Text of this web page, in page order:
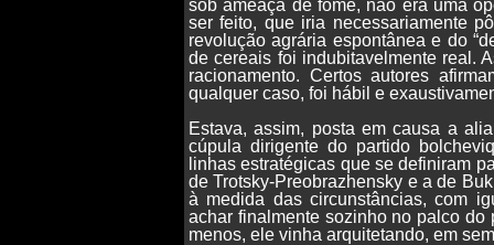
sob ameaça de fome, não era uma
ser feito, que iria necessariamente
revolução agrária espontânea e do
de cereais foi indubitavelmente real.
racionamento. Certos autores
qualquer caso, foi hábil e
Estava, assim, posta em causa a
cúpula dirigente do partido
linhas estratégicas que se definiram
de Trotsky-Preobrazhensky e a de
à medida das circunstâncias, com
achar finalmente sozinho no palco
menos, ele vinha arquitetando, em